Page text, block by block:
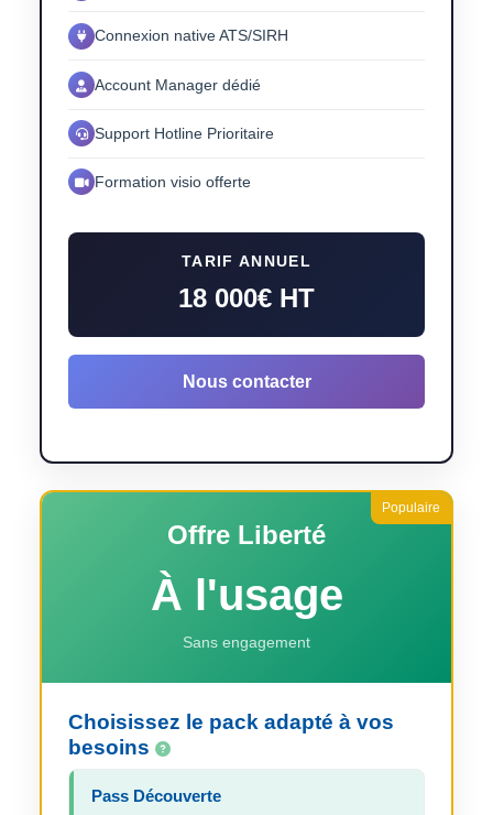
Connexion native ATS/SIRH
Account Manager dédié
Support Hotline Prioritaire
Formation visio offerte
TARIF ANNUEL
18 000€ HT
Nous contacter
Offre Liberté
À l'usage
Sans engagement
Choisissez le pack adapté à vos
besoins
Pass Découverte